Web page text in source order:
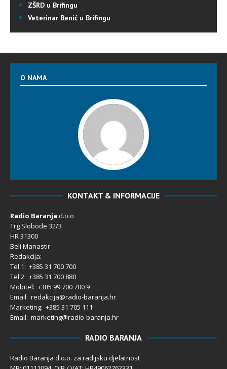
ZŠRD u Brifingu
Veterinar Benić u Brifingu
O NAMA
KONTAKT & INFORMACIJE
Radio Baranja d.o.o
Trg Slobode 32/3
HR 31300
Beli Manastir
Redakcija:
Tel 1: +385 31 700 700
Tel 2: +385 31 700 880
Mobitel: +385 99 700 700 9
Email: redakcija@radio-baranja.hr
Marketing: +385 31 705 111
Email: marketing@radio-baranja.hr
RADIO BARANJA
Radio Baranja d.o.o. za radijsku djelatnost